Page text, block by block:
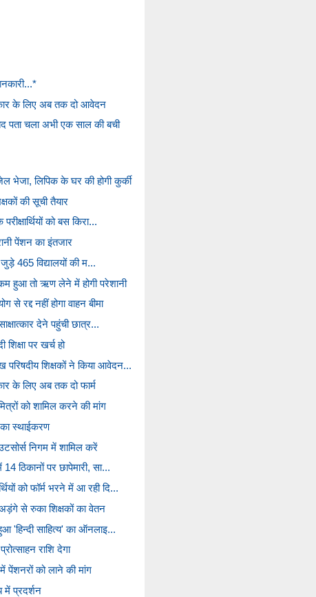
के लिए अब तक दो आवेदन
पता चला अभी एक साल की बची
भेजा, लिपिक के घर की होगी कुर्की
की सूची तैयार
को बस किरा...
पेंशन का इंतजार
465 विद्यालयों की म...
हुआ तो ऋण लेने में होगी परेशानी
रद्द नहीं होगा वाहन बीमा
देने पहुंची छात्र...
शिक्षा पर खर्च हो
परिषदीय शिक्षकों ने किया आवेदन...
के लिए अब तक दो फार्म
को शामिल करने की मांग
स्थाईकरण
निगम में शामिल करें
14 ठिकानों पर छापेमारी, सा...
को फॉर्म भरने में आ रही दि...
से रुका शिक्षकों का वेतन
'हिन्दी साहित्य' का ऑनलाइ...
राशि देगा
पेंशनरों को लाने की मांग
में प्रदर्शन